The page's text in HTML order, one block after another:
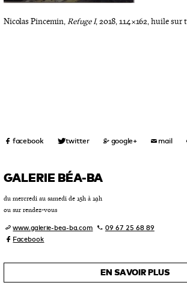
Nicolas Pincemin,Refuge I, 2018, 114×162, huile sur
GALERIE BÉA-BA
du mercredi au samedi de 15h à 19h
ou sur rendez-vous
www.galerie-bea-ba.com
09 67 25 68 89
Facebook
EN SAVOIR PLUS